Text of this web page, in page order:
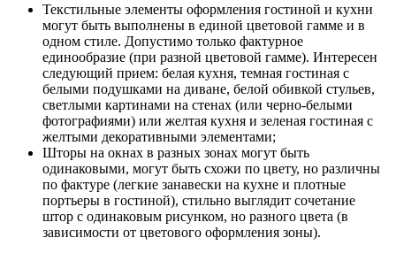
Текстильные элементы оформления гостиной и кухни
могут быть выполнены в единой цветовой гамме и в
одном стиле. Допустимо только фактурное
единообразие (при разной цветовой гамме). Интересен
следующий прием: белая кухня, темная гостиная с
белыми подушками на диване, белой обивкой стульев,
светлыми картинами на стенах (или черно-белыми
фотографиями) или желтая кухня и зеленая гостиная с
желтыми декоративными элементами;
Шторы на окнах в разных зонах могут быть
одинаковыми, могут быть схожи по цвету, но различны
по фактуре (легкие занавески на кухне и плотные
портьеры в гостиной), стильно выглядит сочетание
штор с одинаковым рисунком, но разного цвета (в
зависимости от цветового оформления зоны).